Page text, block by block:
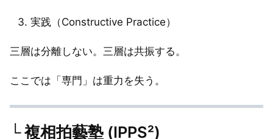
実践（Constructive Practice）
三層は分離しない。三層は共振する。
ここでは「専門」は重力を失う。
└ 複相拍藝塾 (IPPS²)